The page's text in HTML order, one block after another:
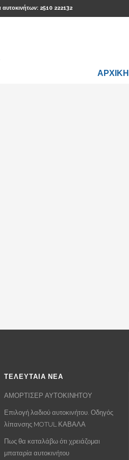
αυτοκινήτων: 2510 222132
ΑΡΧΙΚΗ
ΤΕΛΕΥΤΑΙΑ ΝΕΑ
ΑΜΟΡΤΙΣΕΡ ΑΥΤΟΚΙΝΗΤΟΥ
Επιλογή λαδιού αυτοκινήτου. Οδηγός
λίπανσης MOTUL ΚΑΒΑΛΑ
Πως θα καταλάβω ότι χρειάζομαι
μπαταρία αυτοκινήτου